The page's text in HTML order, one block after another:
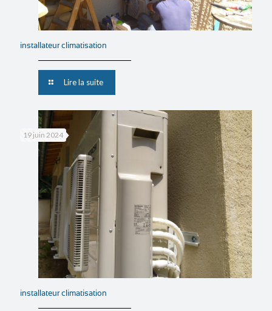
installateur climatisation
Lire la suite
19 juin 2024
installateur climatisation